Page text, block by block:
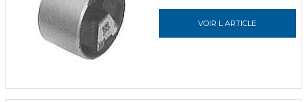
VOIR L ARTICLE